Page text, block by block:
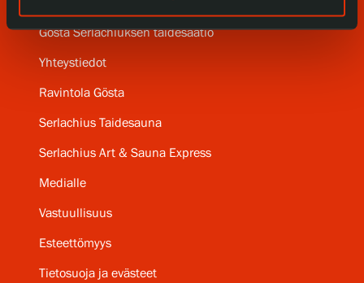
Gösta Serlachiuksen taidesäätiö
Yhteystiedot
Ravintola Gösta
Serlachius Taidesauna
Serlachius Art & Sauna Express
Medialle
Vastuullisuus
Esteettömyys
Tietosuoja ja evästeet